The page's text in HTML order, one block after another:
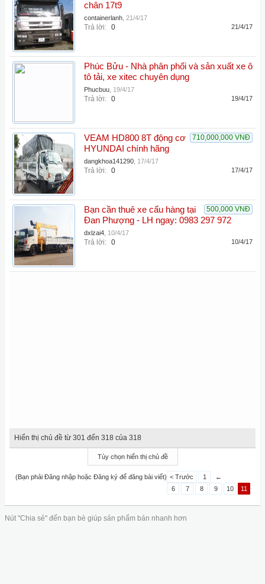
chân 17t9
containerlanh 21/4/17
Trả lời: 0 21/4/17
Phúc Bửu - Nhà phân phối và sản xuất xe ô
tô tải, xe xitec chuyên dụng
Phucbuu 19/4/17
Trả lời: 0 19/4/17
710,000,000 VNĐ
VEAM HD800 8T động cơ
HYUNDAI chính hãng
dangkhoa141290 17/4/17
Trả lời: 0 17/4/17
500,000 VNĐ
Bạn cần thuê xe cẩu hàng tại
Đan Phượng - LH ngay: 0983 297 972
dxlzai4 10/4/17
Trả lời: 0 10/4/17
Hiển thị chủ đề từ 301 đến 318 của 318
Tùy chọn hiển thị chủ đề
(Bạn phải Đăng nhập hoặc Đăng ký để đăng bài viết) < Trước 1
←
6
7 8 9 10 11
Nút "Chia sẻ" đến bạn bè giúp sản phẩm bán nhanh hơn